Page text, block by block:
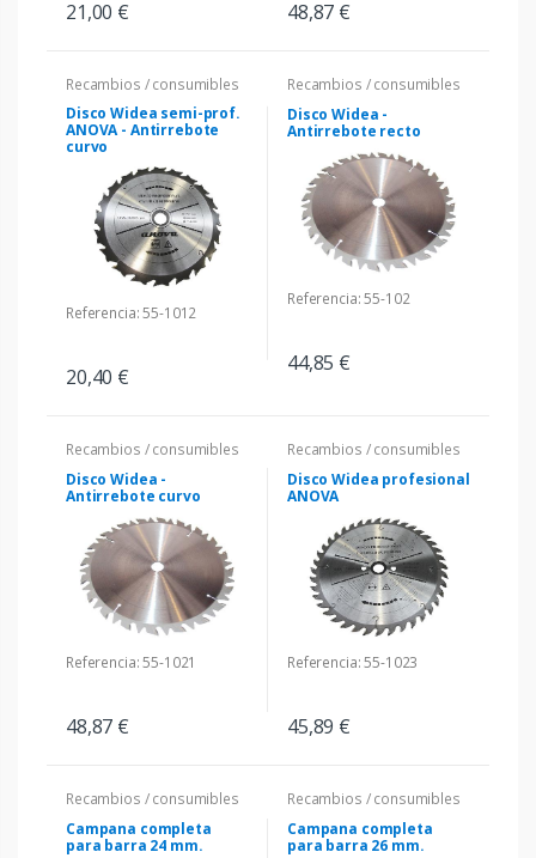
21,00 € 48,87 €
Recambios / consumibles
Disco Widea semi-prof.
ANOVA - Antirrebote
curvo
Referencia: 55-1012
20,40 €
Recambios / consumibles
Disco Widea -
Antirrebote recto
Referencia: 55-102
44,85 €
Recambios / consumibles
Disco Widea -
Antirrebote curvo
Referencia: 55-1021
48,87 €
Recambios / consumibles
Disco Widea profesional
ANOVA
Referencia: 55-1023
45,89 €
Recambios / consumibles
Campana completa
para barra 24 mm.
Recambios / consumibles
Campana completa
para barra 26 mm.